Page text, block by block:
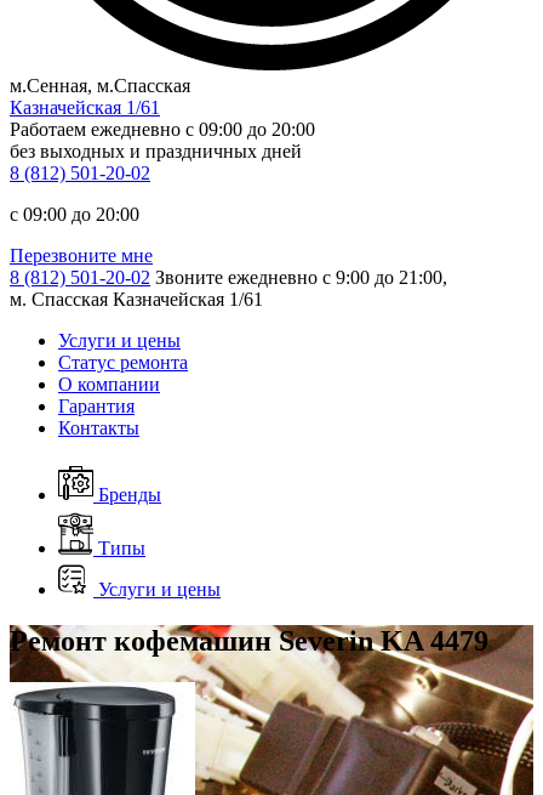
м.Сенная, м.Спасская
Казначейская 1/61
Работаем ежедневно c 09:00 до 20:00
без выходных и праздничных дней
8 (812) 501-20-02
c 09:00 до 20:00
Перезвоните мне
8 (812) 501-20-02 Звоните ежедневно с 9:00 до 21:00,
м. Спасская Казначейская 1/61
Услуги и цены
Статус ремонта
О компании
Гарантия
Контакты
Бренды
Типы
Услуги и цены
Ремонт кофемашин Severin KA 4479